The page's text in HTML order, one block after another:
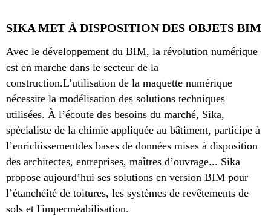
SIKA MET À DISPOSITION DES OBJETS BIM
Avec le développement du BIM, la révolution numérique
est en marche dans le secteur de la
construction.L’utilisation de la maquette numérique
nécessite la modélisation des solutions techniques
utilisées. À l’écoute des besoins du marché, Sika,
spécialiste de la chimie appliquée au bâtiment, participe à
l’enrichissementdes bases de données mises à disposition
des architectes, entreprises, maîtres d’ouvrage... Sika
propose aujourd’hui ses solutions en version BIM pour
l’étanchéité de toitures, les systèmes de revêtements de
sols et l'imperméabilisation.